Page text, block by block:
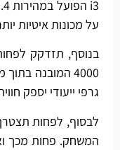
על מכונות איטיות
4000 המובנה
גרפי ייעודי יספק
המשחק. פחות מכך